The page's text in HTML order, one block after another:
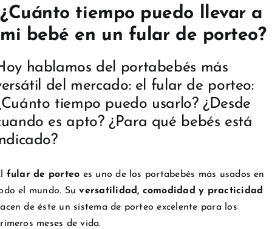
¿Cuánto tiempo puedo llevar a
mi bebé en un fular de porteo?
hablamos del portabebés más
del mercado: el fular de porteo:
tiempo puedo usarlo? ¿Desde
es apto? ¿Para qué bebés está
fular de porteo es uno de los portabebés más usados en
el mundo. Suversatilidad, comodidad y practicidad
de éste un sistema de porteo excelente para los
meses de vida.